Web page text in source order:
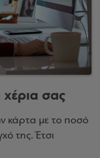
σας
κάρτα με το ποσό
της. Έτσι